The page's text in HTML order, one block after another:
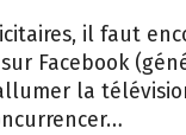
il faut
Facebook
la